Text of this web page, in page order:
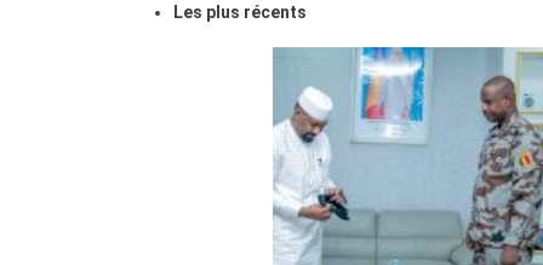
Les plus récents